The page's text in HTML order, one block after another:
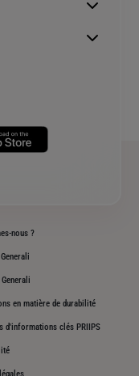
nous ?
en matière de durabilité
d'informations clés PRIIPS